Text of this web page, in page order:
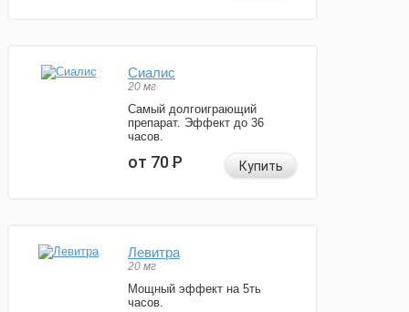
Сиалис
20 мг
Самый долгоиграющий
препарат. Эффект до 36
часов.
от 70Р Купить
Левитра
20 мг
Мощный эффект на 5ть
часов.